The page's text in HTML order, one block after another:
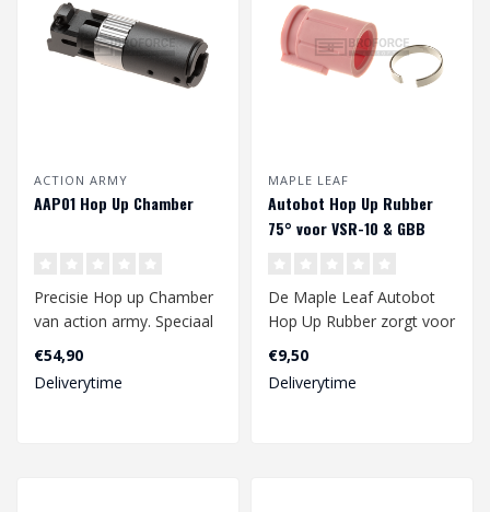
ACTION ARMY
AAP01 Hop Up Chamber
Precisie Hop up Chamber
van action army. Speciaal
ontwikkeld voor de AAP-
€54,90
Deliverytime
MAPLE LEAF
Autobot Hop Up Rubber
75° voor VSR-10 & GBB
De Maple Leaf Autobot
Hop Up Rubber zorgt voor
een verbeterde bereik van
je gbb ..
€9,50
Deliverytime